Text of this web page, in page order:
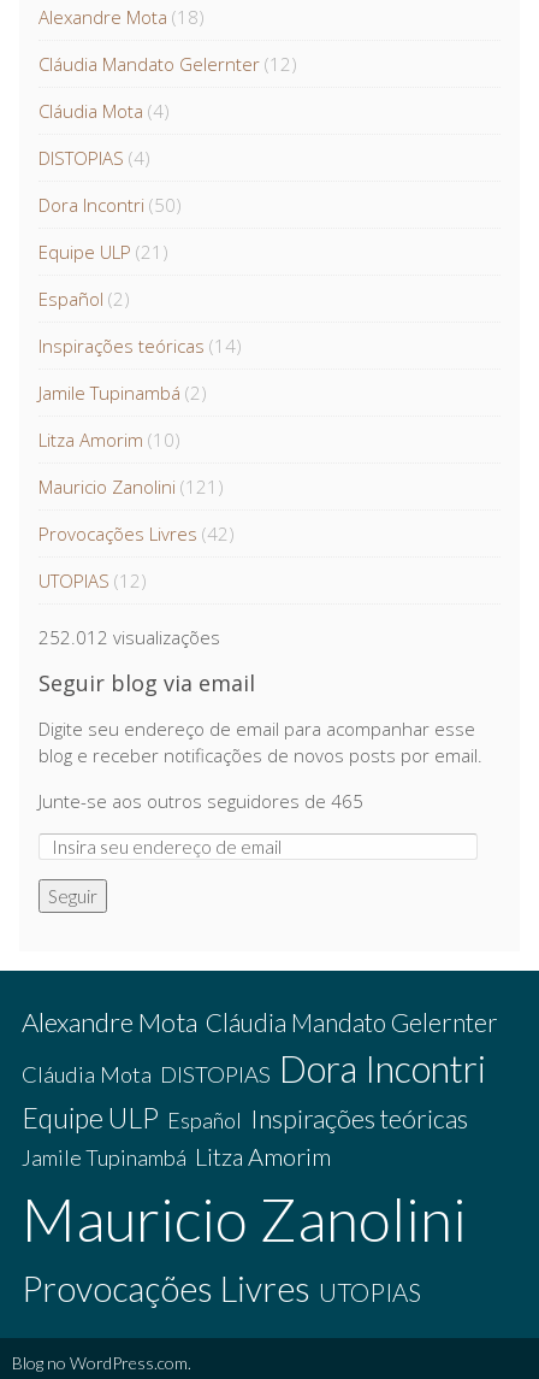
Alexandre Mota (18)
Cláudia Mandato Gelernter (12)
Cláudia Mota (4)
DISTOPIAS (4)
Dora Incontri (50)
Equipe ULP (21)
Español (2)
Inspirações teóricas (14)
Jamile Tupinambá (2)
Litza Amorim (10)
Mauricio Zanolini (121)
Provocações Livres (42)
UTOPIAS (12)
252.012 visualizações
Seguir blog via email
Digite seu endereço de email para acompanhar esse
blog e receber notificações de novos posts por email.
Junte-se aos outros seguidores de 465
Seguir
Alexandre Mota Cláudia Mandato Gelernter
Cláudia Mota DISTOPIAS Dora Incontri
Equipe ULP Español Inspirações teóricas
Jamile Tupinambá Litza Amorim
Mauricio Zanolini
Provocações Livres UTOPIAS
Blog no WordPress.com.